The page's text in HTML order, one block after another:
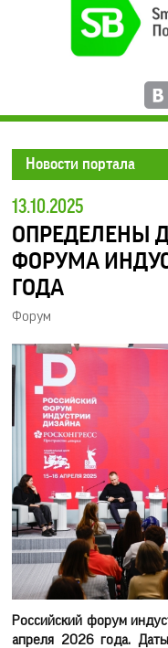
Новости портала
13.10.2025
ОПРЕДЕЛЕНЫ
ФОРУМА
ГОДА
Форум
Российский форум
апреля 2026 года.